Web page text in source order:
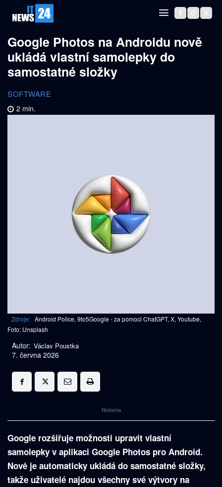
Google Photos na Androidu nově
ukládá vlastní samolepky do
samostatné složky
SOFTWARE
2 min.
Zdroje: Android Police, 9to5Google - za pomoci ChatGPT, X, Youtube,
Foto: Unsplash
Autor: Václav Poustka
7. června 2026
Reklama
Google rozšiřuje možnosti upravit vlastní
samolepky v aplikaci Google Photos pro Android.
Nově je automaticky ukládá do samostatné složky,
takže uživatelé najdou všechny své výtvory na